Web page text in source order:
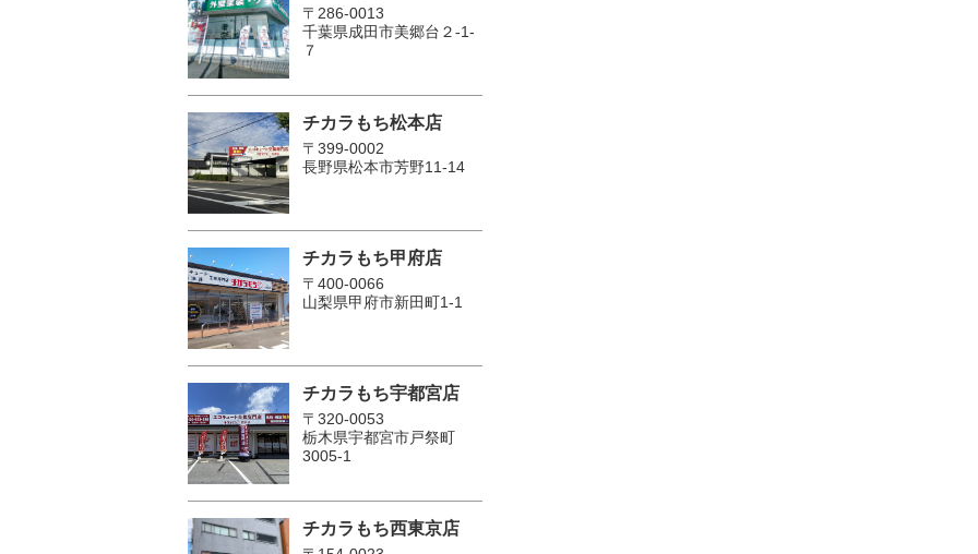
〒286-0013
千葉県成田市美郷台２‐1‐
７
チカラもち松本店
〒399-0002
長野県松本市芳野11-14
チカラもち甲府店
〒400-0066
山梨県甲府市新田町1-1
チカラもち宇都宮店
〒320-0053
栃木県宇都宮市戸祭町
3005-1
チカラもち西東京店